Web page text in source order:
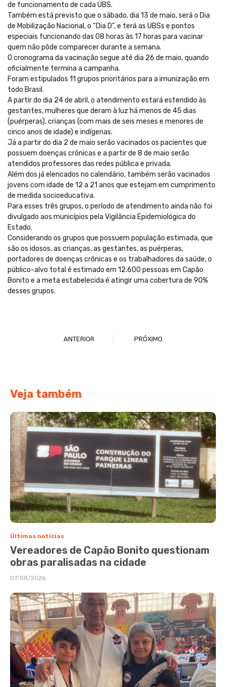
de funcionamento de cada UBS.
Também está previsto que o sábado, dia 13 de maio, será o Dia
de Mobilização Nacional, o “Dia D”, e terá as UBSs e pontos
especiais funcionando das 08 horas às 17 horas para vacinar
quem não pôde comparecer durante a semana.
O cronograma da vacinação segue até dia 26 de maio, quando
oficialmente termina a campanha.
Foram estipulados 11 grupos prioritários para a imunização em
todo Brasil.
A partir do dia 24 de abril, o atendimento estará estendido às
gestantes, mulheres que deram à luz há menos de 45 dias
(puérperas), crianças (com mais de seis meses e menores de
cinco anos de idade) e indígenas.
Já a partir do dia 2 de maio serão vacinados os pacientes que
possuem doenças crônicas e a partir de 8 de maio serão
atendidos professores das redes pública e privada.
Além dos já elencados no calendário, também serão vacinados
jovens com idade de 12 a 21 anos que estejam em cumprimento
de medida socioeducativa.
Para esses três grupos, o período de atendimento ainda não foi
divulgado aos municípios pela Vigilância Epidemiológica do
Estado.
Considerando os grupos que possuem população estimada, que
são os idosos, as crianças, as gestantes, as puérperas,
portadores de doenças crônicas e os trabalhadores da saúde, o
público-alvo total é estimado em 12.600 pessoas em Capão
Bonito e a meta estabelecida é atingir uma cobertura de 90%
desses grupos.
ANTERIOR PRÓXIMO
Veja também
Últimas notícias
Vereadores de Capão Bonito questionam
obras paralisadas na cidade
07/08/2026